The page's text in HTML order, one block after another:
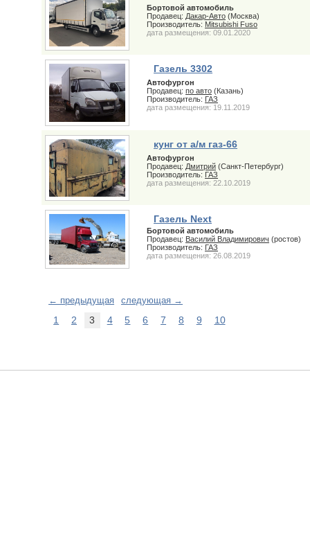
Бортовой автомобиль
Продавец: Дакар-Авто (Москва)
Производитель: Mitsubishi Fuso
дата размещения: 09.01.2020
Газель 3302
Автофургон
Продавец: по авто (Казань)
Производитель: ГАЗ
дата размещения: 19.11.2019
кунг от а/м газ-66
Автофургон
Продавец: Дмитрий (Санкт-Петербург)
Производитель: ГАЗ
дата размещения: 22.10.2019
Газель Next
Бортовой автомобиль
Продавец: Василий Владимирович (ростов)
Производитель: ГАЗ
дата размещения: 26.08.2019
← предыдущая следующая →
1 2 3 4 5 6 7 8 9 10